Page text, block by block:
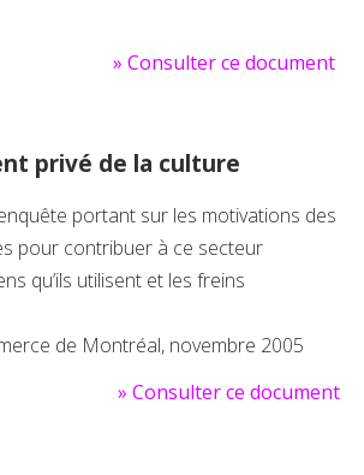
» Consulter ce document
privé de la culture
portant sur les motivations des
pour contribuer à ce secteur
qu’ils utilisent et les freins
de Montréal, novembre 2005
» Consulter ce document